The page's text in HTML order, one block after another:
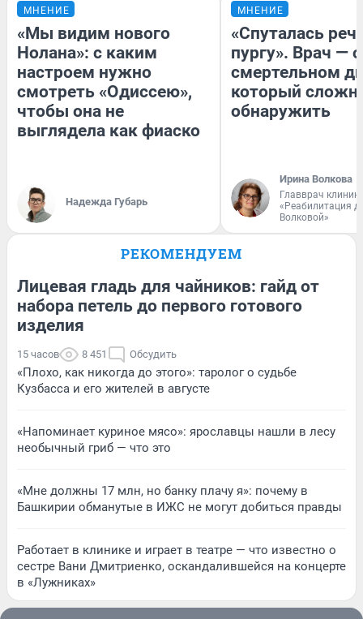
МНЕНИЕ
«Мы видим нового
Нолана»: с каким
настроем нужно
смотреть «Одиссею»,
чтобы она не
выглядела как фиаско
Надежда Губарь
МНЕНИЕ
«Спуталась
пургу». Врач — о
смертельном
который
обнаружить
Ирина Волкова
Главврач
«Реабилитация
Волковой»
РЕКОМЕНДУЕМ
Лицевая гладь для чайников: гайд от
набора петель до первого готового
изделия
15 часов 8 451 Обсудить
«Плохо, как никогда до этого»: таролог о судьбе
Кузбасса и его жителей в августе
«Напоминает куриное мясо»: ярославцы нашли в лесу
необычный гриб — что это
«Мне должны 17 млн, но банку плачу я»: почему в
Башкирии обманутые в ИЖС не могут добиться правды
Работает в клинике и играет в театре — что известно о
сестре Вани Дмитриенко, оскандалившейся на концерте
в «Лужниках»